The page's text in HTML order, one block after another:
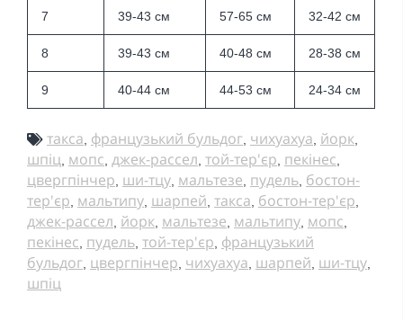
7 39-43 см 57-65 см 32-42 см
8 39-43 см 40-48 см 28-38 см
9 40-44 см 44-53 см 24-34 см
такса французький бульдог чихуахуа йорк
шпіц мопс джек-рассел той-тер'єр пекінес
цвергпінчер ши-тцу мальтезе пудель бостон-
тер'єр мальтипу шарпей такса бостон-тер'єр
джек-рассел йорк мальтезе мальтипу мопс
пекінес пудель той-тер'єр французький
бульдог цвергпінчер чихуахуа шарпей ши-тцу
шпіц